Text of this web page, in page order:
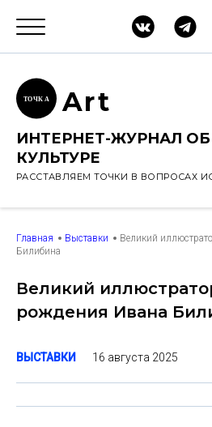
ТОЧК А Art
ИНТЕРНЕТ-ЖУРНАЛ ОБ
КУЛЬТУРЕ
РАССТАВЛЯЕМ ТОЧКИ В ВОПРОСАХ
Главная Выставки
Великий
Билибина
Великий
рождения Ивана
ВЫСТАВКИ 16 августа 2025